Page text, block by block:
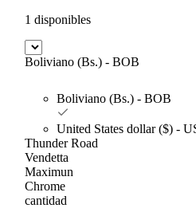
1 disponibles
Boliviano (Bs.) - BOB
Boliviano (Bs.) - BOB
United States dollar ($) -
Thunder Road
Vendetta
Maximun
Chrome
cantidad